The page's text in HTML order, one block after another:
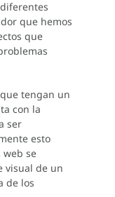
que hemos
que
tengan un
con la
ser
esto
web se
visual de un
de los